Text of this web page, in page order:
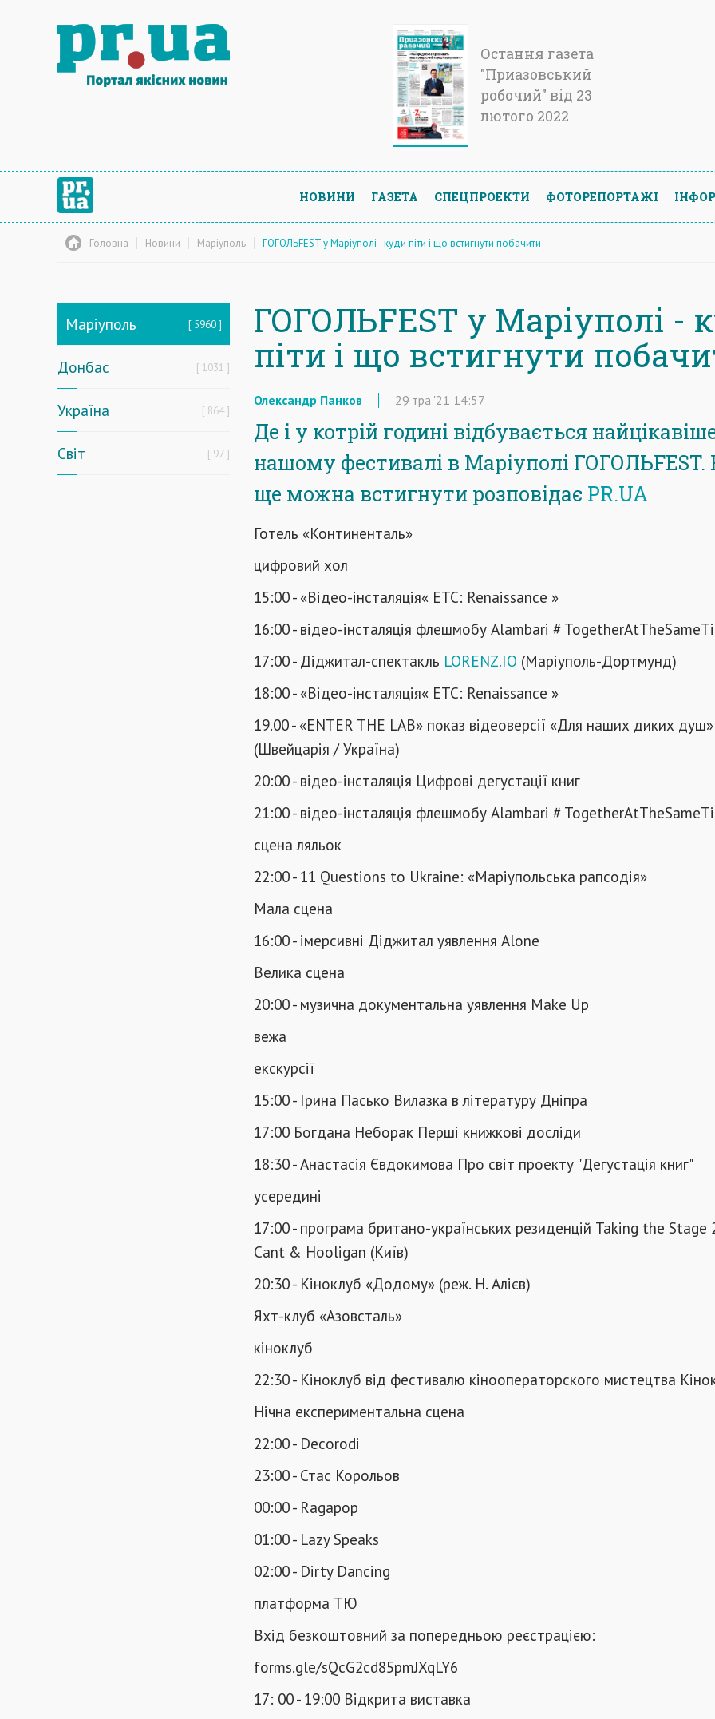
Остання газета
"Приазовський
робочий" від 23
лютого 2022
НОВИНИ ГАЗЕТА СПЕЦПРОЕКТИ ФОТОРЕПОРТАЖІ
Головна Новини Маріуполь ГОГОЛЬFEST у Маріуполі - куди піти і що встигнути побачити
Маріуполь 5960
Донбас 1031
Україна 864
Світ 97
ГОГОЛЬFEST у Маріуполі -
піти і що встигнути
Олександр Панков 29 тра '21 14:57
Де і у котрій годині відбувається
нашому фестивалі в Маріуполі ГОГОЛЬFEST.
ще можна встигнути розповідає PR.UA
Готель «Континенталь»
цифровий хол
15:00 - «Відео-інсталяція« ETC: Renaissance »
16:00 - відео-інсталяція флешмобу Alambari #
17:00 - Діджитал-спектакль LORENZ.IO (Маріуполь-Дортмунд)
18:00 - «Відео-інсталяція« ETC: Renaissance »
19.00 - «ENTER THE LAB» показ відеоверсії «Для наших диких душ»
(Швейцарія / Україна)
20:00 - відео-інсталяція Цифрові дегустації книг
21:00 - відео-інсталяція флешмобу Alambari #
сцена ляльок
22:00 - 11 Questions to Ukraine: «Маріупольська рапсодія»
Мала сцена
16:00 - імерсивні Діджитал уявлення Alone
Велика сцена
20:00 - музична документальна уявлення Make Up
вежа
екскурсії
15:00 - Ірина Пасько Вилазка в літературу Дніпра
17:00 Богдана Неборак Перші книжкові досліди
18:30 - Анастасія Євдокимова Про світ проекту "Дегустація книг"
усередині
17:00 - програма британо-українських резиденцій Taking the Stage
Cant & Hooligan (Київ)
20:30 - Кіноклуб «Додому» (реж. Н. Алієв)
Яхт-клуб «Азовсталь»
кіноклуб
22:30 - Кіноклуб від фестивалю кінооператорского мистецтва
Нічна експериментальна сцена
22:00 - Decorodi
23:00 - Стас Корольов
00:00 - Ragapop
01:00 - Lazy Speaks
02:00 - Dirty Dancing
платформа ТЮ
Вхід безкоштовний за попередньою реєстрацією:
forms.gle/sQcG2cd85pmJXqLY6
17: 00 - 19:00 Відкрита виставка